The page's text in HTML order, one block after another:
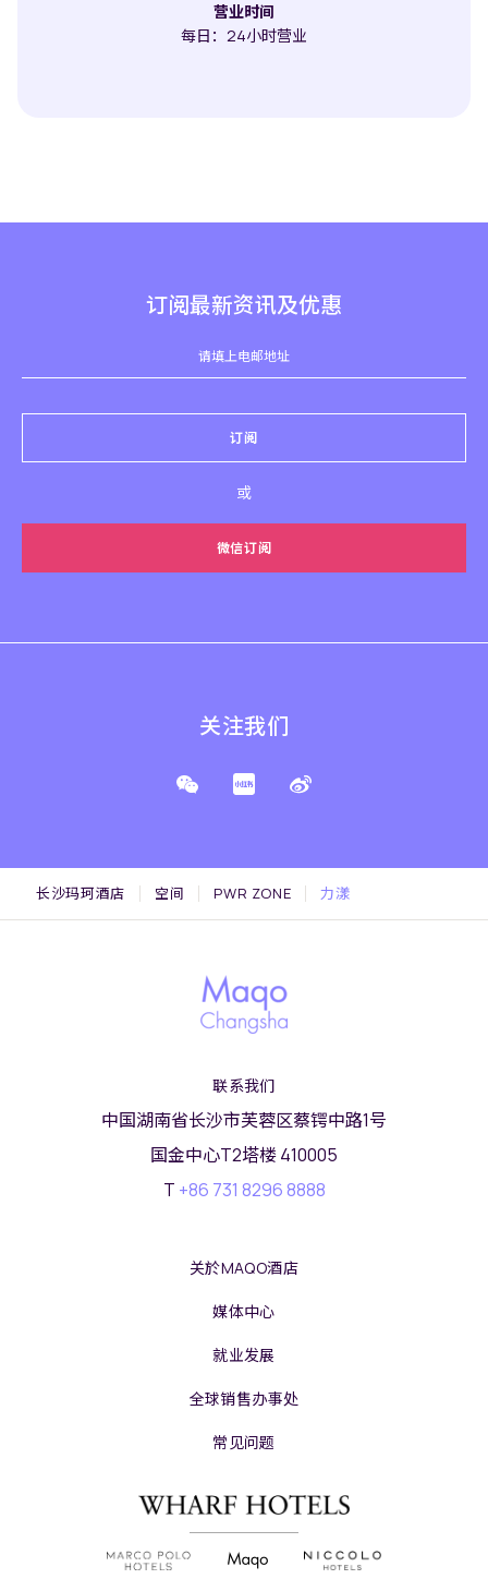
营业时间
每日：24小时营业
订阅最新资讯及优惠
订阅
或
微信订阅
关注我们
长沙玛珂酒店 空间 PWR ZONE 力漾
联系我们
中国湖南省长沙市芙蓉区蔡锷中路1号
国金中心T2塔楼 410005
T +86 731 8296 8888
关於MAQO酒店
媒体中心
就业发展
全球销售办事处
常见问题